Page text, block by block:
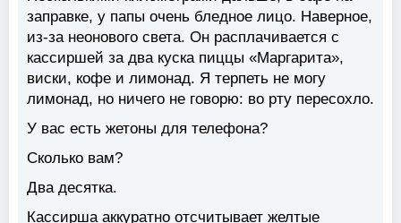
заправке, у папы очень бледное лицо. Наверное,
из-за неонового света. Он расплачивается с
кассиршей за два куска пиццы «Маргарита»,
виски, кофе и лимонад. Я терпеть не могу
лимонад, но ничего не говорю: во рту пересохло.
У вас есть жетоны для телефона?
Сколько вам?
Два десятка.
Кассирша аккуратно отсчитывает желтые